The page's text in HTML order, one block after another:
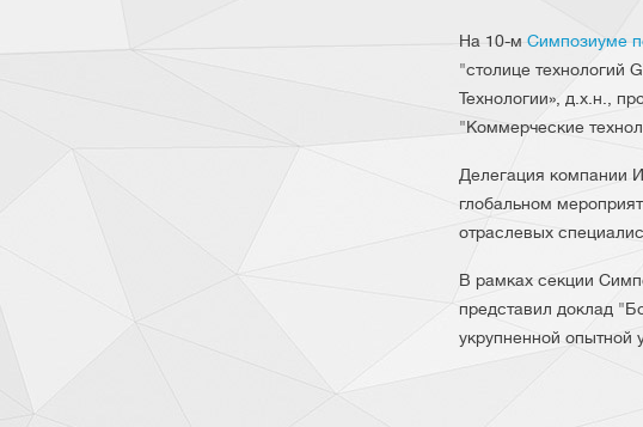
На 10-м Симпозиуме
"столице технологий
Технологии», д.х.н.,
"Коммерческие
Делегация компании
глобальном
отраслевых
В рамках секции
представил доклад
укрупненной опытной